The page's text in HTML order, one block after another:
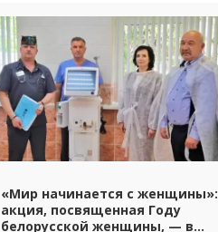
«Мир начинается с женщины»:
акция, посвященная Году
белорусской женщины, — в